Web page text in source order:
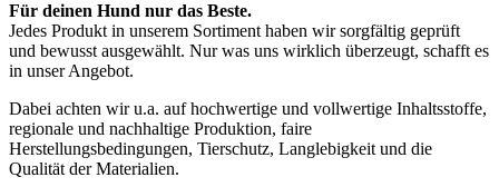
Für deinen Hund nur das Beste.
Jedes Produkt in unserem Sortiment haben wir sorgfältig geprüft
und bewusst ausgewählt. Nur was uns wirklich überzeugt, schafft es
in unser Angebot.
Dabei achten wir u.a. auf hochwertige und vollwertige Inhaltsstoffe,
regionale und nachhaltige Produktion, faire
Herstellungsbedingungen, Tierschutz, Langlebigkeit und die
Qualität der Materialien.